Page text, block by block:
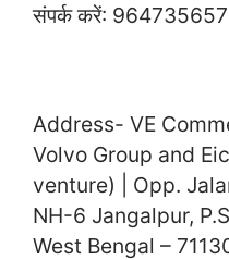
संपर्क करें:
Address- VE
Volvo Group and
venture) | Opp.
NH-6 Jangalpur,
West Bengal –